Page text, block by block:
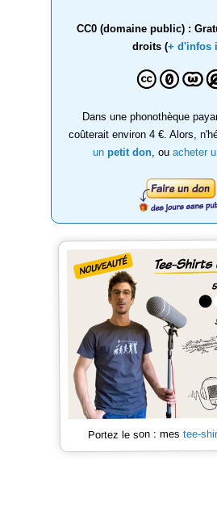
CC0 (domaine public) :
droits (+ d'infos
Dans une phonothèque
coûterait environ 4 €. Alors,
un petit don , ou acheter
Portez le son : mes tee-